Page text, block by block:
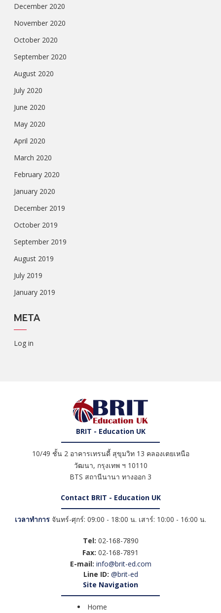
December 2020
November 2020
October 2020
September 2020
August 2020
July 2020
June 2020
May 2020
April 2020
March 2020
February 2020
January 2020
December 2019
October 2019
September 2019
August 2019
July 2019
January 2019
META
Log in
BRIT - Education UK
10/49 ชั้น 2 อาคารเทรนดี้ สุขุมวิท 13 คลองเตยเหนือ
วัฒนา, กรุงเทพ ฯ 10110
BTS สถานีนานา ทางออก 3
Contact BRIT - Education UK
เวลาทำการ จันทร์-ศุกร์: 09:00 - 18:00 น. เสาร์: 10:00 - 16:00 น.
Tel: 02-168-7890
Fax: 02-168-7891
E-mail: info@brit-ed.com
Line ID: @brit-ed
Site Navigation
Home